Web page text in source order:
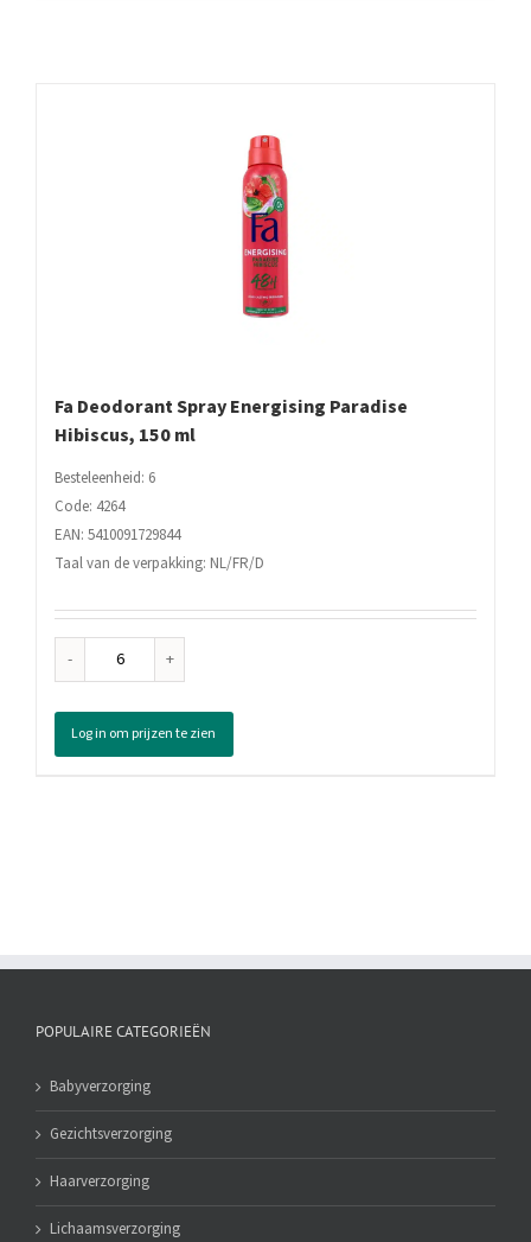
Fa Deodorant Spray Energising Paradise
Hibiscus, 150 ml
Besteleenheid: 6
Code: 4264
EAN: 5410091729844
Taal van de verpakking: NL/FR/D
Fa
Spray
Energising
Paradise
Log in om prijzen te zien
POPULAIRE CATEGORIEËN
Babyverzorging
Gezichtsverzorging
Haarverzorging
Lichaamsverzorging